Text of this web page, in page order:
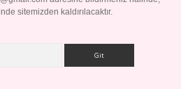
sitemizden kaldırılacaktır.